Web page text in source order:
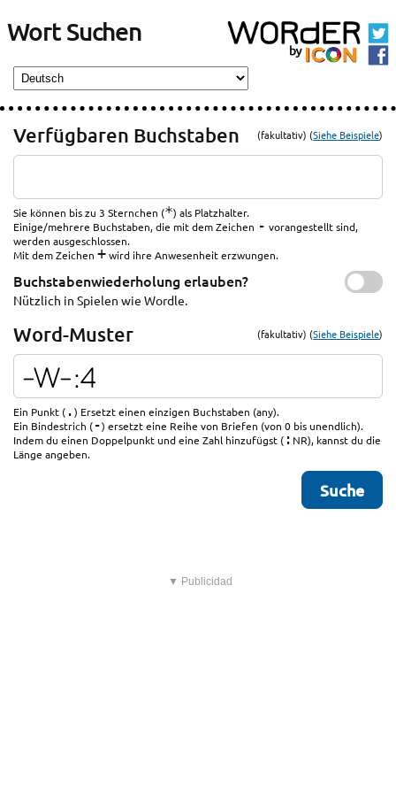
Wort Suchen
Verfügbaren Buchstaben (fakultativ) (Siehe Beispiele)
Sie können bis zu 3 Sternchen (*) als Platzhalter.
Einige/mehrere Buchstaben, die mit dem Zeichen - vorangestellt sind,
werden ausgeschlossen.
Mit dem Zeichen +wird ihre Anwesenheit erzwungen.
Buchstabenwiederholung erlauben?
Nützlich in Spielen wie Wordle.
Word-Muster (fakultativ) (Siehe Beispiele)
Ein Punkt (.) Ersetzt einen einzigen Buchstaben (any).
Ein Bindestrich (-) ersetzt eine Reihe von Briefen (von 0 bis unendlich).
Indem du einen Doppelpunkt und eine Zahl hinzufügst (: NR), kannst du die
Länge angeben.
▼ Publicidad